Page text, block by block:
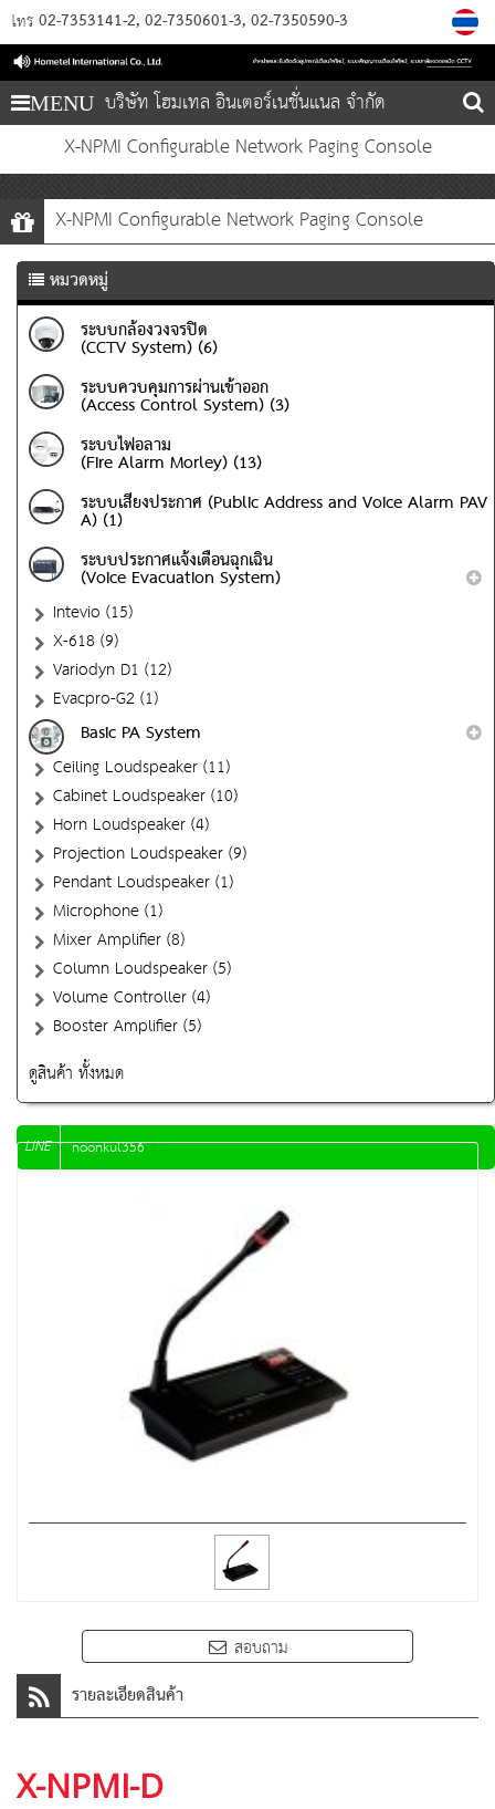
โทร 02-7353141-2 02-7350601-3 02-7350590-3
MENU บริษัท โฮมเทล อินเตอร์เนชั่นแนล จำกัด
X-NPMI Configurable Network Paging Console
X-NPMI Configurable Network Paging Console
หมวดหมู่
ระบบกล้องวงจรปิด
(CCTV System) (6)
ระบบควบคุมการผ่านเข้าออก
(Access Control System) (3)
ระบบไฟอลาม
(Fire Alarm Morley) (13)
ระบบเสียงประกาศ (Public Address and Voice Alarm PAV
A) (1)
ระบบประกาศแจ้งเตือนฉุกเฉิน
(Voice Evacuation System)
Intevio (15)
X-618 (9)
Variodyn D1 (12)
Evacpro-G2 (1)
Basic PA System
Ceiling Loudspeaker (11)
Cabinet Loudspeaker (10)
Horn Loudspeaker (4)
Projection Loudspeaker (9)
Pendant Loudspeaker (1)
Microphone (1)
Mixer Amplifier (8)
Column Loudspeaker (5)
Volume Controller (4)
Booster Amplifier (5)
ดูสินค้า ทั้งหมด
LINE noonkul356
สอบถาม
รายละเอียดสินค้า
X-NPMI-D